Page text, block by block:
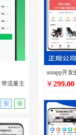
带流量主
安 保
￥299.00